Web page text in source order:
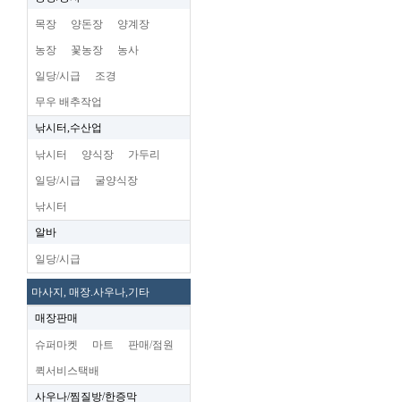
목장 양돈장 양계장
농장 꽃농장 농사
일당/시급 조경
무우 배추작업
낚시터,수산업
낚시터 양식장 가두리
일당/시급 굴양식장
낚시터
알바
일당/시급
마사지, 매장.사우나,기타
매장판매
슈퍼마켓 마트 판매/점원
퀵서비스택배
사우나/찜질방/한증막